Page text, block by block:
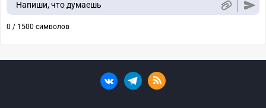
Напиши, что думаешь
0 / 1500 символов